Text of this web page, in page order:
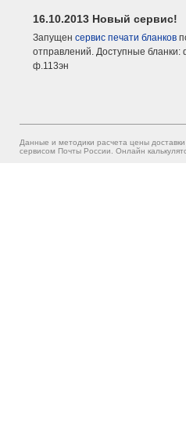
16.10.2013 Новый сервис!
Запущен сервис печати бланков
отправлений. Доступные бланки:
ф.113эн
Данные и методики расчета цены
сервисом Почты России. Онлайн